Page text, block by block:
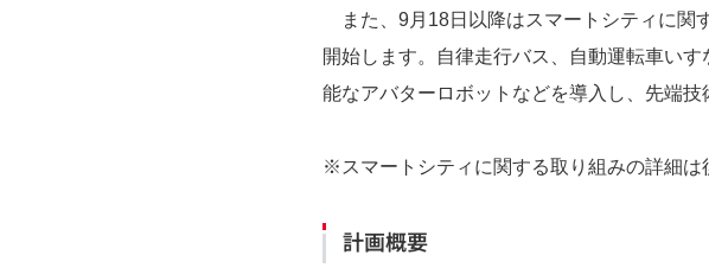
また、9月18日以降はスマートシティに関
開始します。自律走行バス、自動運転車い
能なアバターロボットなどを導入し、先端
※スマートシティに関する取り組みの詳細は
計画概要